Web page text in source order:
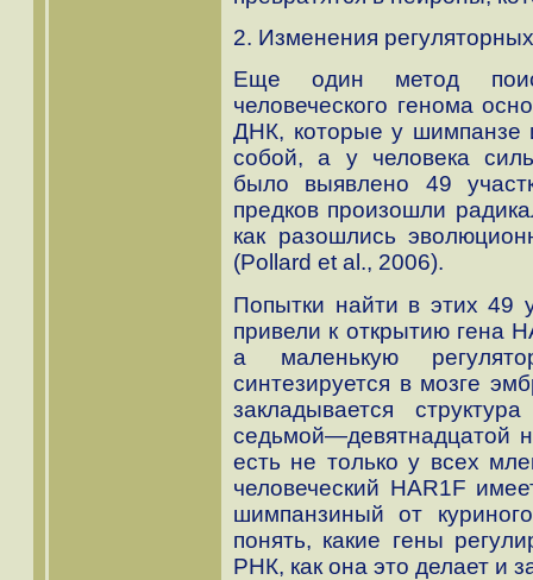
2. Изменения
Еще один метод
человеческого генома
ДНК, которые у шимпанзе
собой, а у человека
было выявлено 49
предков произошли
как разошлись
(Pollard et al., 2006).
Попытки найти в этих 49
привели к открытию гена
а маленькую
синтезируется в мозге
закладывается
седьмой—девятнадцатой
есть не только у всех
человеческий HAR1F
шимпанзиный от
понять, какие гены
РНК, как она это делает и